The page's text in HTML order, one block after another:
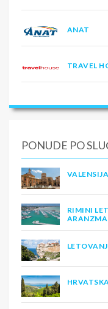
ANAT
TRAVEL
PONUDE PO
RIMINI